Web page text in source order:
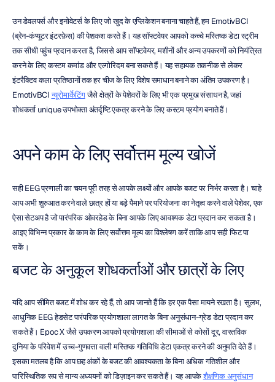
उन डेवलपर्स और इनोवेटर्स के लिए जो खुद के एप्लिकेशन बनाना चाहते हैं, हम EmotivBCI
(ब्रेन-कंप्यूटर इंटरफ़ेस) की पेशकश करते हैं। यह सॉफ्टवेयर आपको कच्चे मस्तिष्क डेटा स्ट्रीम
तक सीधी पहुंच प्रदान करता है, जिससे आप सॉफ्टवेयर, मशीनों और अन्य उपकरणों को नियंत्रित
करने के लिए कस्टम कमांड और एल्गोरिदम बना सकते हैं। यह सहायक तकनीक से लेकर
इंटरैक्टिव कला प्रतिष्ठानों तक हर चीज के लिए विशेष समाधान बनाने का अंतिम उपकरण है।
EmotivBCI न्यूरोमार्केटिंग जैसे क्षेत्रों के पेशेवरों के लिए भी एक प्रमुख संसाधन है, जहां
शोधकर्ता unique उपभोक्ता अंतर्दृष्टि एकत्र करने के लिए कस्टम प्रयोग बनाते हैं।
अपने काम के लिए सर्वोत्तम मूल्य खोजें
सही EEG प्रणाली का चयन पूरी तरह से आपके लक्ष्यों और आपके बजट पर निर्भर करता है। चाहे
आप अभी शुरुआत करने वाले छात्र हों या बड़े पैमाने पर परियोजना का नेतृत्व करने वाले पेशेवर, एक
ऐसा सेटअप है जो पारंपरिक ओवरहेड के बिना आपके लिए आवश्यक डेटा प्रदान कर सकता है।
आइए विभिन्न प्रकार के काम के लिए सर्वोत्तम मूल्य का विश्लेषण करें ताकि आप सही फिट पा
सकें।
बजट के अनुकूल शोधकर्ताओं और छात्रों के लिए
यदि आप सीमित बजट में शोध कर रहे हैं, तो आप जानते हैं कि हर एक पैसा मायने रखता है। सुलभ,
आधुनिक EEG हेडसेट पारंपरिक प्रयोगशाला लागत के बिना अनुसंधान-ग्रेड डेटा प्रदान कर
सकते हैं। Epoc X जैसे उपकरण आपको प्रयोगशाला की सीमाओं से कोसों दूर, वास्तविक
दुनिया के परिवेश में उच्च-गुणवत्ता वाली मस्तिष्क गतिविधि डेटा एकत्र करने की अनुमति देते हैं।
इसका मतलब है कि आप छह अंकों के बजट की आवश्यकता के बिना अधिक गतिशील और
पारिस्थितिक रूप से मान्य अध्ययनों को डिज़ाइन कर सकते हैं। यह आपके शैक्षणिक अनुसंधान